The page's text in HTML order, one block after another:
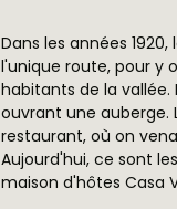
Dans les années
l'unique route, pour y
habitants de la vallée.
ouvrant une auberge.
restaurant, où on
Aujourd'hui, ce sont
maison d'hôtes Casa